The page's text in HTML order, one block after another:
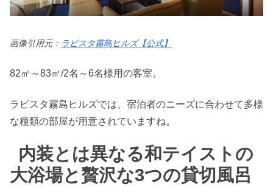
画像引用元： ラビスタ霧島ヒルズ【公式】
82㎡～83㎡/2名～6名様用の客室。
ラビスタ霧島ヒルズでは、宿泊者のニーズに合わせて多様
な種類の部屋が用意されていますね。
内装とは異なる和テイストの
大浴場と贅沢な3つの貸切風呂